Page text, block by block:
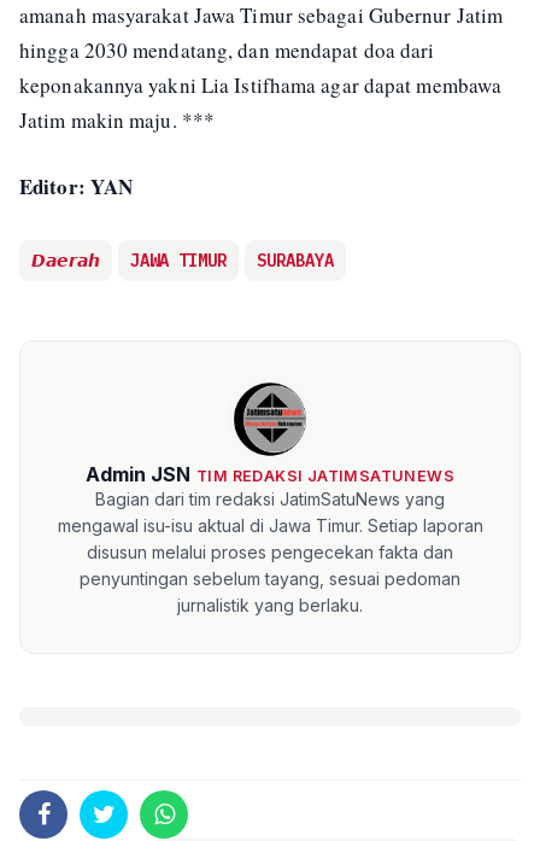
amanah masyarakat Jawa Timur sebagai Gubernur Jatim
hingga 2030 mendatang, dan mendapat doa dari
keponakannya yakni Lia Istifhama agar dapat membawa
Jatim makin maju. ***
Editor: YAN
𝘿𝙖𝙚𝙧𝙖𝙝 JAWA TIMUR SURABAYA
Admin JSN TIM REDAKSI JATIMSATUNEWS
Bagian dari tim redaksi JatimSatuNews yang
mengawal isu-isu aktual di Jawa Timur. Setiap laporan
disusun melalui proses pengecekan fakta dan
penyuntingan sebelum tayang, sesuai pedoman
jurnalistik yang berlaku.